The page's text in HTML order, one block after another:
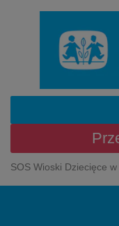
SOS Wioski Dziecięce w